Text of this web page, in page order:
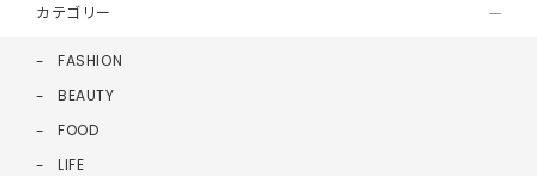
カテゴリー
FASHION
BEAUTY
FOOD
LIFE